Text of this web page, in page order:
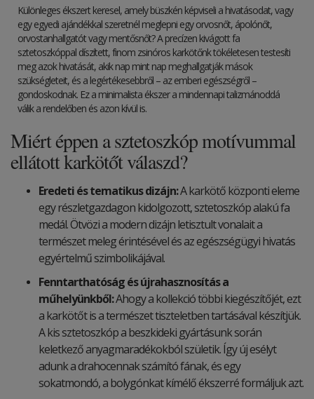
Különleges ékszert keresel, amely büszkén képviseli a hivatásodat, vagy
egy egyedi ajándékkal szeretnél meglepni egy orvosnőt, ápolónőt,
orvostanhallgatót vagy mentősnőt? A precízen kivágott fa
sztetoszkóppal díszített, finom zsinóros karkötőnk tökéletesen testesíti
meg azok hivatását, akik nap mint nap meghallgatják mások
szükségleteit, és a legértékesebbről – az emberi egészségről –
gondoskodnak. Ez a minimalista ékszer a mindennapi talizmánoddá
válik a rendelőben és azon kívül is.
Miért éppen a sztetoszkóp motívummal
ellátott karkötőt válaszd?
Eredeti és tematikus dizájn:A karkötő központi eleme
egy részletgazdagon kidolgozott, sztetoszkóp alakú fa
medál. Ötvözi a modern dizájn letisztult vonalait a
természet meleg érintésével és az egészségügyi hivatás
egyértelmű szimbolikájával.
Fenntarthatóság és újrahasznosítás a
műhelyünkből:Ahogy a kollekció többi kiegészítőjét, ezt
a karkötőt is a természet tiszteletben tartásával készítjük.
A kis sztetoszkóp a beszkideki gyártásunk során
keletkező anyagmaradékokból születik. Így új esélyt
adunk a drahocennak számító fának, és egy
sokatmondó, a bolygónkat kímélő ékszerré formáljuk azt.